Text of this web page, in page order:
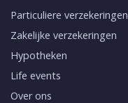
Particuliere verzekeringen
Zakelijke verzekeringen
Hypotheken
Life events
Over ons